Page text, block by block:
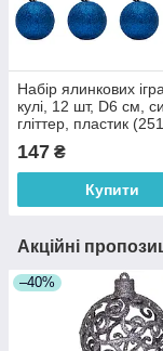
Набір ялинкових
кулі, 12 шт, D6 см,
гліттер, пластик
147 ₴
Купити
Акційні
–40%